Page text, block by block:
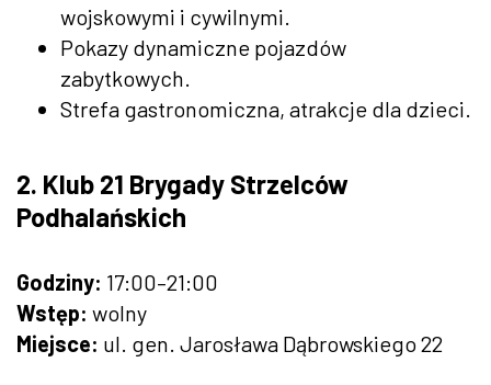
wojskowymi i cywilnymi.
Pokazy dynamiczne pojazdów
zabytkowych.
Strefa gastronomiczna, atrakcje dla dzieci.
2. Klub 21 Brygady Strzelców
Podhalańskich
Godziny: 17:00–21:00
Wstęp: wolny
Miejsce: ul. gen. Jarosława Dąbrowskiego 22